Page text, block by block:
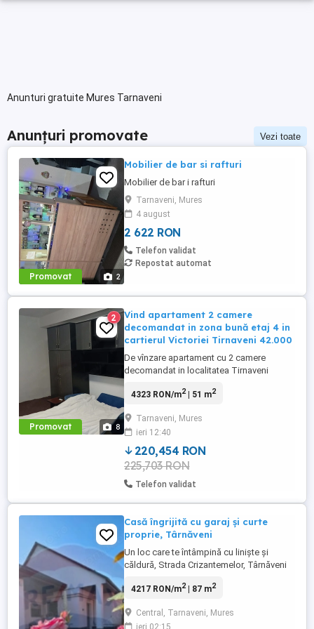
Anunturi gratuite Mures Tarnaveni
Anunțuri promovate Vezi toate
Promovat 2
Mobilier de bar si rafturi
Mobilier de bar i rafturi
Tarnaveni, Mures
4 august
2 622 RON
Telefon validat
Repostat automat
Promovat 8
2
Vind apartament 2 camere
decomandat in zona bună etaj 4 in
cartierul Victoriei Tirnaveni 42.000
De vînzare apartament cu 2 camere
decomandat in localitatea Tirnaveni
42000 .Mai multe relații la Nr de tel. .
4323 RON/m2| 51 m2
Tarnaveni, Mures
ieri 12:40
220,454 RON
225,703 RON
Telefon validat
Casă îngrijită cu garaj și curte
proprie, Târnăveni
Un loc care te întâmpină cu liniște și
căldură, Strada Crizantemelor, Târnăveni
în care să te simți bine de cum intri pe
curte dimineața și să te bucuri de
4217 RON/m2| 87 m2
Central, Tarnaveni, Mures
ieri 02:15